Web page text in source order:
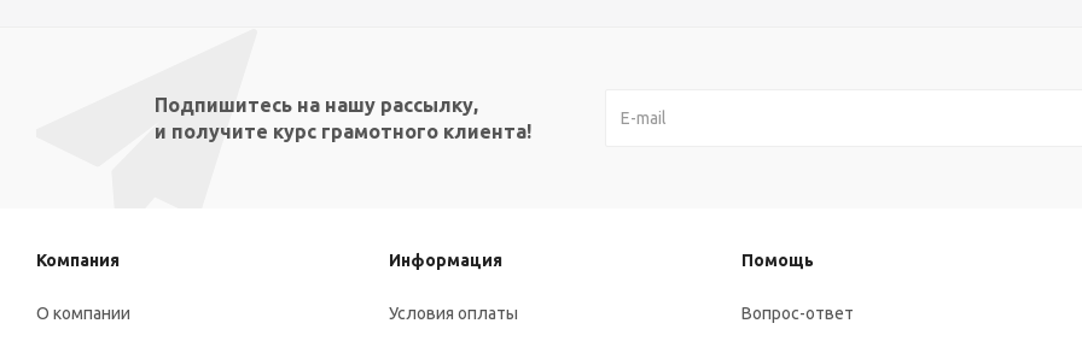
Подпишитесь на нашу рассылку,
и получите курс грамотного клиента!
Компания
О компании
Информация
Условия оплаты
Помощь
Вопрос-ответ